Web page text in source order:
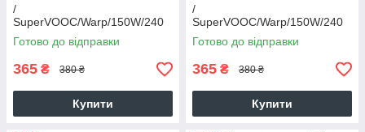
/
SuperVOOC/Warp/150W/240
W/10A 1m Type-C на Type-
C/USB-C (OEM) (017260)
Готово до відправки
365 ₴ 380 ₴
Купити
/
SuperVOOC/Warp/150W/240
W/10A 1m Type-C на Type-
C/USB-C (OEM) (017260)
Готово до відправки
365 ₴ 380 ₴
Купити